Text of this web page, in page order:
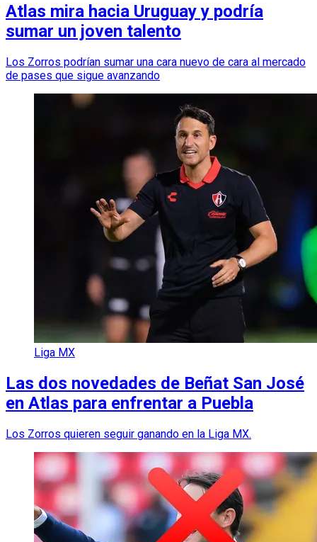
Atlas mira hacia Uruguay y podría
sumar un joven talento
Los Zorros podrían sumar una cara nuevo de cara al mercado
de pases que sigue avanzando
Liga MX
Las dos novedades de Beñat San José
en Atlas para enfrentar a Puebla
Los Zorros quieren seguir ganando en la Liga MX.